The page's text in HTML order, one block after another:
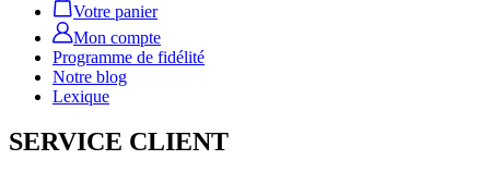
Votre panier
Mon compte
Programme de fidélité
Notre blog
Lexique
SERVICE CLIENT